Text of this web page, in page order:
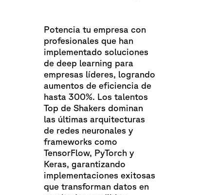
Potencia tu empresa con
profesionales que han
implementado soluciones
de deep learning para
empresas líderes, logrando
aumentos de eficiencia de
hasta 300%. Los talentos
Top de Shakers dominan
las últimas arquitecturas
de redes neuronales y
frameworks como
TensorFlow, PyTorch y
Keras, garantizando
implementaciones exitosas
que transforman datos en